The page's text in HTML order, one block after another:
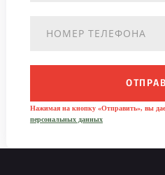
Нажимая на кнопку «Отправить», вы
персональных данных